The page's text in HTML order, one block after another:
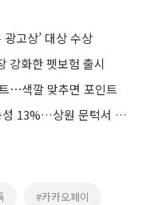
고상’ 대상 수상
강화한 펫보험 출시
⋯색깔 맞추면 포인트
美 클래리티 법안 연내 통과 가능성 13%…상원 문턱서 제동
#카카오페이